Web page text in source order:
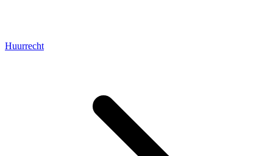
Huurrecht